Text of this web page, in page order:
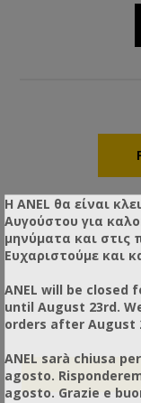
Η ANEL θα είναι
Αυγούστου για
μηνύματα και στις
Ευχαριστούμε και
ANEL will be closed
until August 23rd.
orders after August
ANEL sarà chiusa
agosto.
agosto. Grazie e